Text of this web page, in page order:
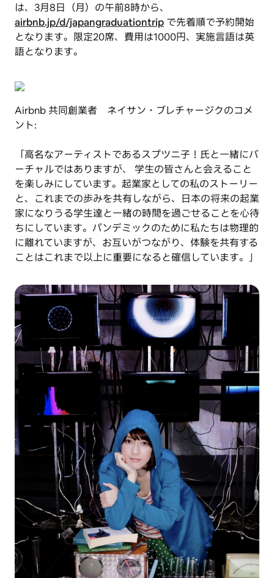
は、3月8日（月）の午前8時から、
airbnb.jp/d/japangraduationtrip で先着順で予約開始
となります。限定20席、費用は1000円、実施言語は英
語となります。
Airbnb 共同創業者 ネイサン・ブレチャージクのコメ
ント:
「高名なアーティストであるスプツニ子！氏と一緒にバ
ーチャルではありますが、 学生の皆さんと会えること
を楽しみにしています。起業家としての私のストーリー
と、これまでの歩みを共有しながら、日本の将来の起業
家になりうる学生達と一緒の時間を過ごせることを心待
ちにしています。パンデミックのために私たちは物理的
に離れていますが、お互いがつながり、体験を共有する
ことはこれまで以上に重要になると確信しています。」